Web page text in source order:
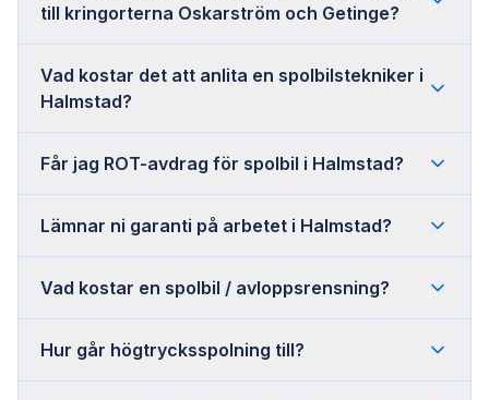
till kringorterna Oskarström och Getinge?
Vad kostar det att anlita en spolbilstekniker i
Halmstad?
Får jag ROT-avdrag för spolbil i Halmstad?
Lämnar ni garanti på arbetet i Halmstad?
Vad kostar en spolbil / avloppsrensning?
Hur går högtrycksspolning till?